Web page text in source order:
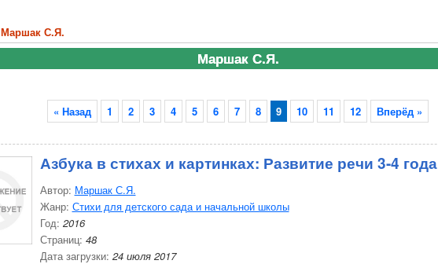
Маршак С.Я.
Маршак С.Я.
« Назад 1 2 3 4 5 6 7 8 9 10 11 12 Вперёд »
Азбука в стихах и картинках: Развитие речи 3-4 года
Автор: Маршак С.Я.
Жанр: Стихи для детского сада и начальной школы
Год: 2016
Страниц: 48
Дата загрузки: 24 июля 2017